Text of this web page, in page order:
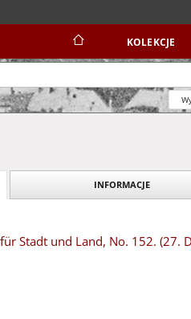
KOLEKCJE
INFORMACJE
Stadt und Land, No. 152. (27.